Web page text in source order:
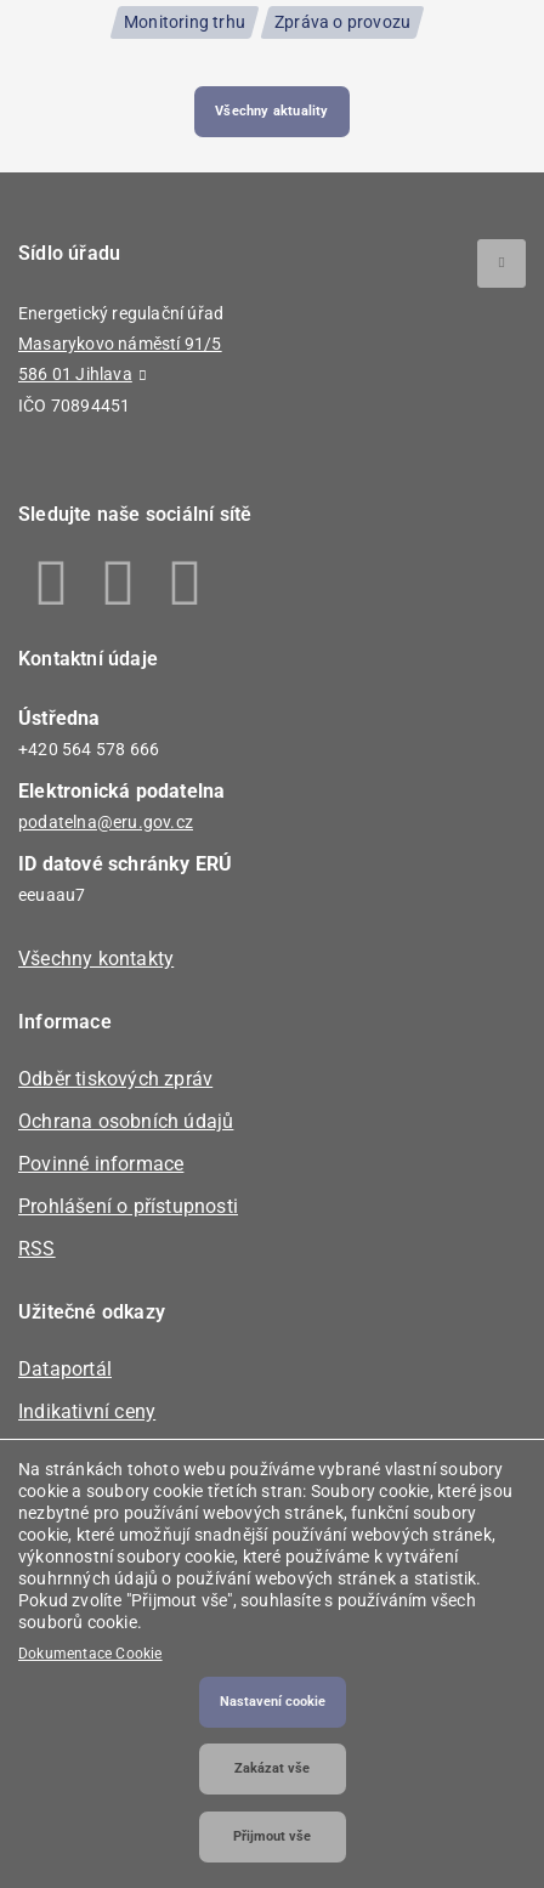
Monitoring trhu Zpráva o provozu
Všechny aktuality
Sídlo úřadu
Energetický regulační úřad
Masarykovo náměstí 91/5
586 01 Jihlava
IČO 70894451
Sledujte naše sociální sítě
Kontaktní údaje
Ústředna
+420 564 578 666
Elektronická podatelna
podatelna@eru.gov.cz
ID datové schránky ERÚ
eeuaau7
Všechny kontakty
Informace
Odběr tiskových zpráv
Ochrana osobních údajů
Povinné informace
Prohlášení o přístupnosti
RSS
Užitečné odkazy
Dataportál
Indikativní ceny
Registr energetických společenství
Registr zprostředkovatelů
Srovnávače
Vyhledávač licencí
2026 © Energetický regulační úřad
poskytovány v souladu se zákonem č. 106/1999
Sb., o svobodném přístupu k informacím.
Na stránkách tohoto webu používáme vybrané vlastní soubory
cookie a soubory cookie třetích stran: Soubory cookie, které jsou
nezbytné pro používání webových stránek, funkční soubory
cookie, které umožňují snadnější používání webových stránek,
výkonnostní soubory cookie, které používáme k vytváření
souhrnných údajů o používání webových stránek a statistik.
Pokud zvolíte "Přijmout vše", souhlasíte s používáním všech
souborů cookie.
Dokumentace Cookie
Nastavení cookie
Zakázat vše
Přijmout vše